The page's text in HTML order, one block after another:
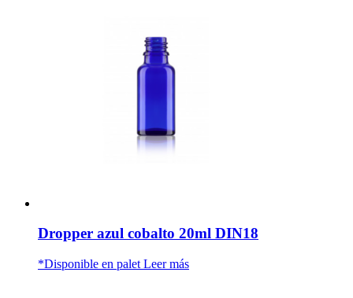
Dropper azul cobalto 20ml DIN18
*Disponible en palet Leer más